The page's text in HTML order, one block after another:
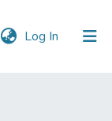
Log In (current)